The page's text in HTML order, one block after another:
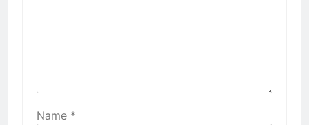
Name *